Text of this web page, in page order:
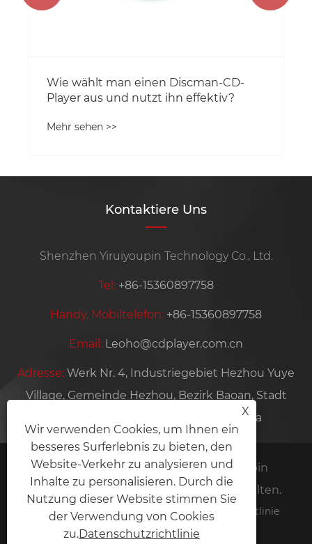
Wie wählt man einen Discman-CD-
Player aus und nutzt ihn effektiv?
Mehr sehen >>
Kontaktiere Uns
Shenzhen Yiruiyoupin Technology Co., Ltd.
Tel: +86-15360897758
Handy, Mobiltelefon: +86-15360897758
Email: Leoho@cdplayer.com.cn
Adresse: Werk Nr. 4, Industriegebiet Hezhou Yuye
Village, Gemeinde Hezhou, Bezirk Baoan, Stadt
Shenzhen, Provinz Guangdong, China
Copyright © 2026 Shenzhen Yiruiyoupin
Technology Co., Ltd. Alle Rechte vorbehalten.
Links Sitemap RSS XML Datenschutzrichtlinie
X
Wir verwenden Cookies, um Ihnen ein
besseres Surferlebnis zu bieten, den
Website-Verkehr zu analysieren und
Inhalte zu personalisieren. Durch die
Nutzung dieser Website stimmen Sie
der Verwendung von Cookies
zu.Datenschutzrichtlinie